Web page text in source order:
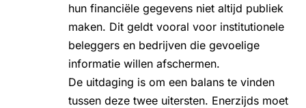
hun financiële gegevens niet altijd publiek
maken. Dit geldt vooral voor institutionele
beleggers en bedrijven die gevoelige
informatie willen afschermen.
De uitdaging is om een balans te vinden
tussen deze twee uitersten. Enerzijds moet